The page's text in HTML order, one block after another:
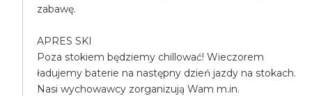
zabawę.
APRES SKI
Poza stokiem będziemy chillować! Wieczorem
ładujemy baterie na następny dzień jazdy na stokach.
Nasi wychowawcy zorganizują Wam m.in.